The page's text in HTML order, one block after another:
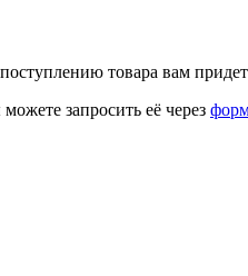
товара вам
запросить её через